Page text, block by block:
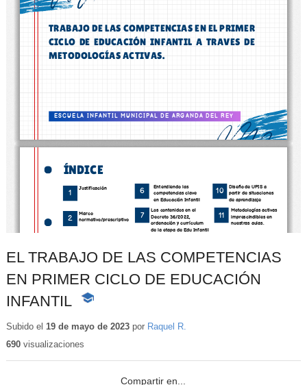
EL TRABAJO DE LAS COMPETENCIAS
EN PRIMER CICLO DE EDUCACIÓN
INFANTIL
-
educativo
Subido el 19 de mayo de 2023por Raquel R.
690visualizaciones